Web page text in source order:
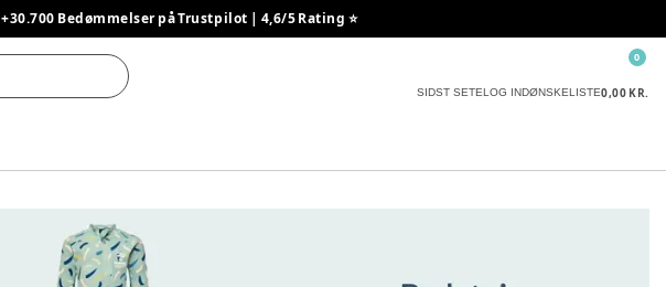
+30.700 Bedømmelser på Trustpilot | 4,6/5 Rating ⭐️
SIDST SETELOG INDØNSKELISTE0,00 KR.
0